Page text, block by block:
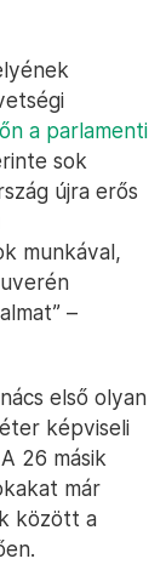
a parlamenti
sok
újra erős
munkával,
–
első olyan
képviseli
26 másik
már
között a